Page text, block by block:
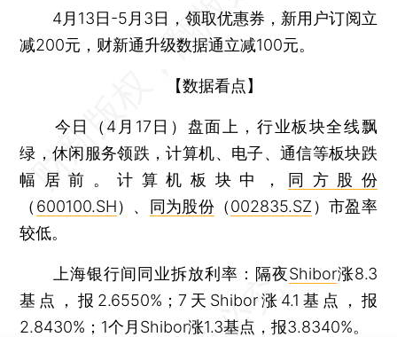
4月13日-5月3日，领取优惠券，新用户订阅立
减200元，财新通升级数据通立减100元。
【数据看点】
今日（4月17日）盘面上，行业板块全线飘
绿，休闲服务领跌，计算机、电子、通信等板块跌
幅居前。计算机板块中，
同方股份
（ 600100.SH）、 同为股份 （002835.SZ ）市盈率
较低。
上海银行间同业拆放利率：隔夜Shibor涨8.3
基点，报2.6550%；7天Shibor涨4.1基点，报
2.8430%；1个月Shibor涨1.3基点，报3.8340%。